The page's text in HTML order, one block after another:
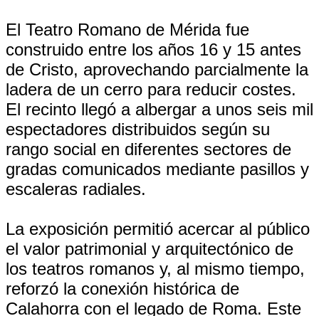
El Teatro Romano de Mérida fue
construido entre los años 16 y 15 antes
de Cristo, aprovechando parcialmente la
ladera de un cerro para reducir costes.
El recinto llegó a albergar a unos seis mil
espectadores distribuidos según su
rango social en diferentes sectores de
gradas comunicados mediante pasillos y
escaleras radiales.
La exposición permitió acercar al público
el valor patrimonial y arquitectónico de
los teatros romanos y, al mismo tiempo,
reforzó la conexión histórica de
Calahorra con el legado de Roma. Este